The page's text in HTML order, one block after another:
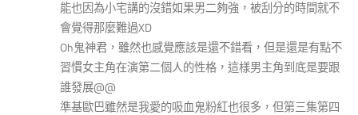
能也因為小宅講的沒錯如果男二夠強，被刮分的時間就不
會覺得那麼難過XD
Oh鬼神君，雖然也感覺應該是還不錯看，但是還是有點不
習慣女主角在演第二個人的性格，這樣男主角到底是要跟
誰發展@@
準基歐巴雖然是我愛的吸血鬼粉紅也很多，但第三集第四